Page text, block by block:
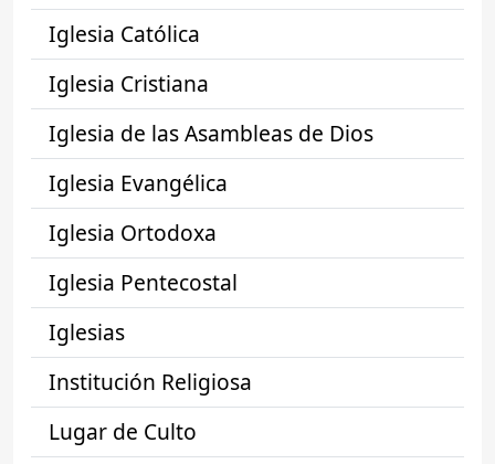
Iglesia Católica
Iglesia Cristiana
Iglesia de las Asambleas de Dios
Iglesia Evangélica
Iglesia Ortodoxa
Iglesia Pentecostal
Iglesias
Institución Religiosa
Lugar de Culto